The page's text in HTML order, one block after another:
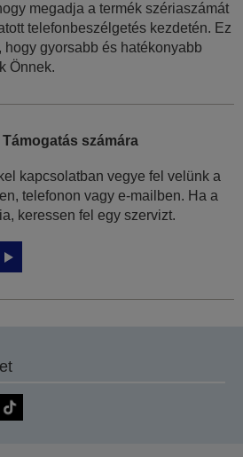
megadja a termék szériaszámát
telefonbeszélgetés kezdetén. Ez
gyorsabb és hatékonyabb
Önnek.
számára
kapcsolatban vegye fel velünk a
telefonon vagy e-mailben. Ha a
keressen fel egy szervizt.